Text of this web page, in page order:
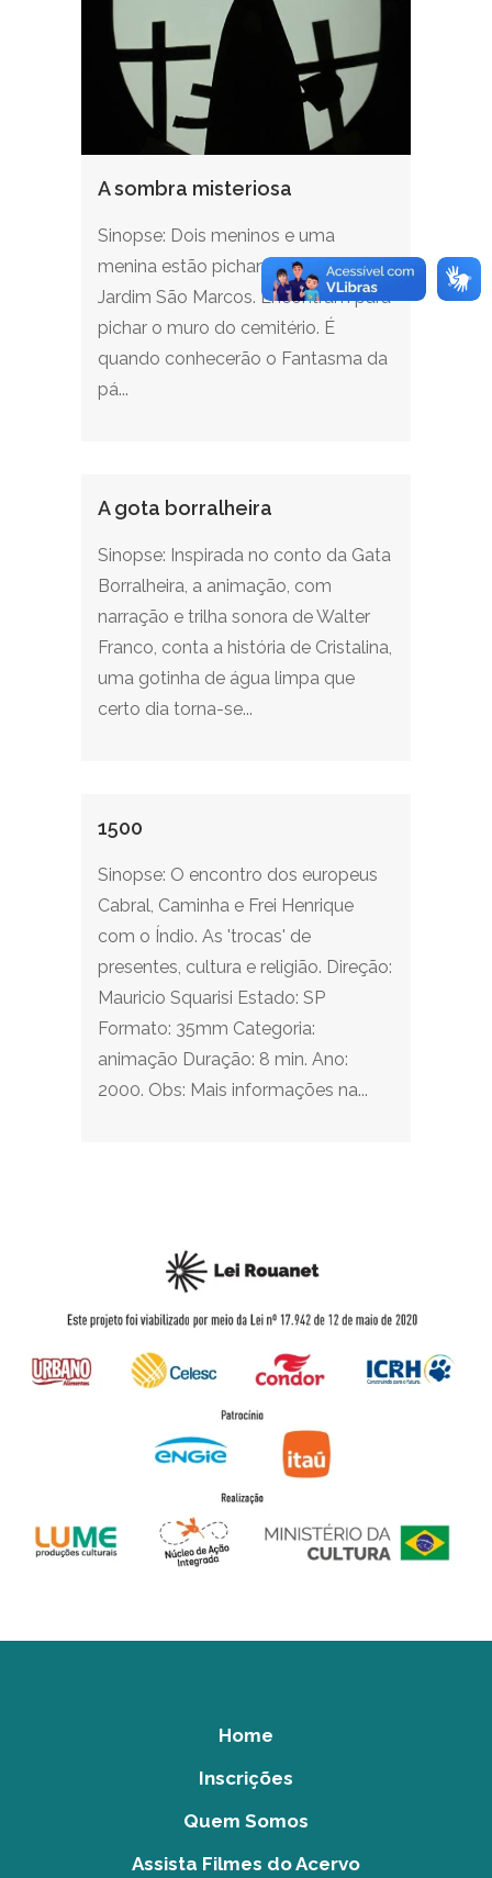
A sombra misteriosa
Sinopse: Dois meninos e uma
menina estão pichando o bairro do
Jardim São Marcos. Encontram para
pichar o muro do cemitério. É
quando conhecerão o Fantasma da
pá...
A gota borralheira
Sinopse: Inspirada no conto da Gata
Borralheira, a animação, com
narração e trilha sonora de Walter
Franco, conta a história de Cristalina,
uma gotinha de água limpa que
certo dia torna-se...
1500
Sinopse: O encontro dos europeus
Cabral, Caminha e Frei Henrique
com o Índio. As 'trocas' de
presentes, cultura e religião. Direção:
Mauricio Squarisi Estado: SP
Formato: 35mm Categoria:
animação Duração: 8 min. Ano:
2000. Obs: Mais informações na...
Home
Inscrições
Quem Somos
Assista Filmes do Acervo